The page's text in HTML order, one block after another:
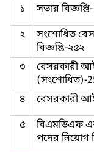
১
সভার
২
সংশোধিত
বিজ্ঞপ্তি-২৫২
৩
বেসরকারী
(সংশোধিত)-
৪
বেসরকারী
৫
বিএমডিএফ
পদের নিয়োগ